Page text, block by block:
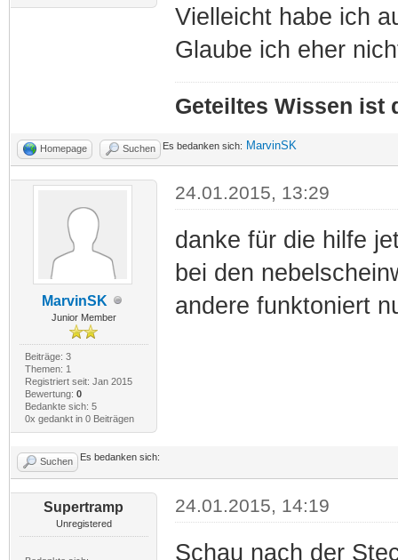
Vielleicht habe ich
Glaube ich eher
Geteiltes Wissen ist
Homepage Suchen Es bedanken sich: MarvinSK
MarvinSK
Junior Member
Beiträge: 3
Themen: 1
Registriert seit: Jan 2015
Bewertung: 0
Bedankte sich: 5
0x gedankt in 0 Beiträgen
24.01.2015, 13:29
danke für die hilfe
bei den
andere funktoniert
Suchen Es bedanken sich:
Supertramp
Unregistered
24.01.2015, 14:19
Schau nach der